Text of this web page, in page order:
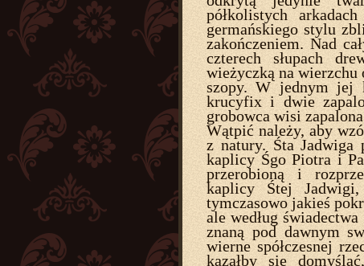
półkolistych
germańskiego stylu
zakończeniem. Nad
czterech słupach
wieżyczką na wierzchu
szopy. W jednym jej
krucyfix i dwie
grobowca wisi
Wątpić należy, aby
z natury. Śta Jadwiga
kaplicy Śgo Piotra i
przerobioną i
kaplicy Śtej
tymczasowo jakieś
ale według
znaną pod dawnym
wierne spółczesnej
kazałby się